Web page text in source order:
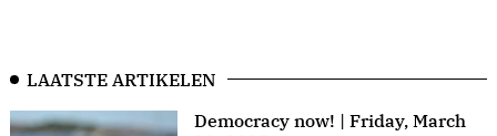
LAATSTE ARTIKELEN
Democracy now! | Friday, March